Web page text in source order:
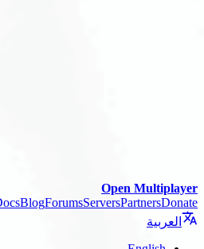
Open Multiplayer
BlogForumsServersPartnersDonate
العربية